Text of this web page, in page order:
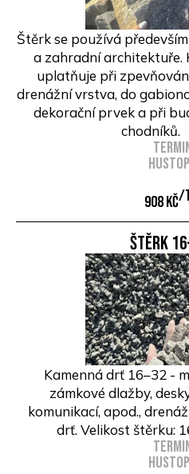
Štěrk se používá
a zahradní architektuře.
uplatňuje při
drenážní vrstva, do
dekorační prvek a při
chodníků.
908 Kč/
Štěrk
Kamenná drť 16–32 -
zámkové dlažby,
komunikací, apod.,
drť. Velikost štěrku: